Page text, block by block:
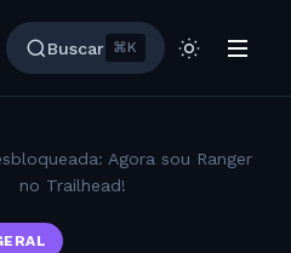
Buscar ⌘K
Agora sou Ranger
no Trailhead!